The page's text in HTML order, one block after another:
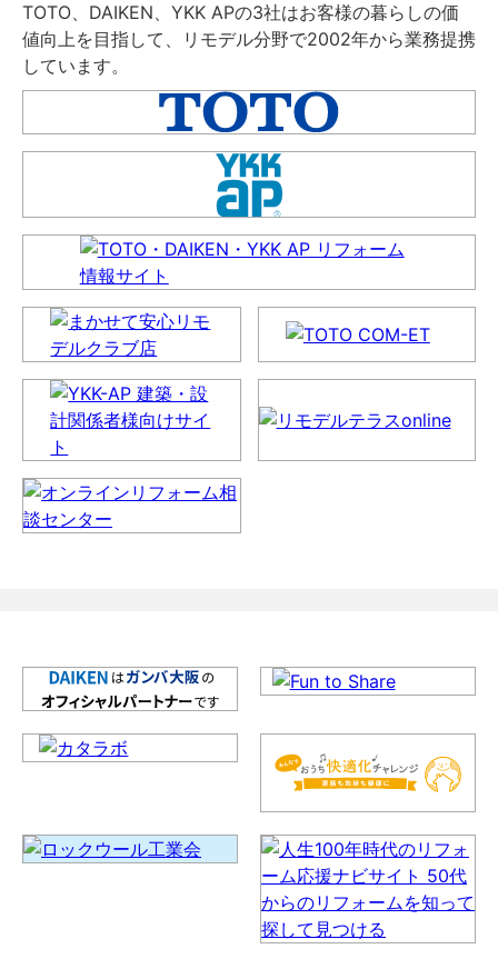
TOTO、DAIKEN、YKK APの3社はお客様の暮らしの価
値向上を目指して、リモデル分野で2002年から業務提携
しています。